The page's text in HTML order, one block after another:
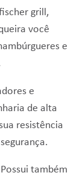
grill,
você
e
e
de alta
resistência
também